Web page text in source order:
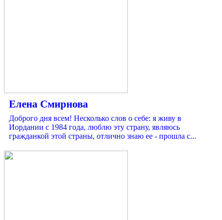
Елена Смирнова
Доброго дня всем! Несколько слов о себе: я живу в
Иордании с 1984 года, люблю эту страну, являюсь
гражданкой этой страны, отлично знаю ее - прошла с...